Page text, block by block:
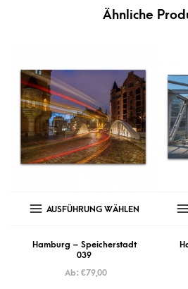
Ähnliche
AUSFÜHRUNG WÄHLEN
Hamburg – Speicherstadt
039
Ab: €79,00